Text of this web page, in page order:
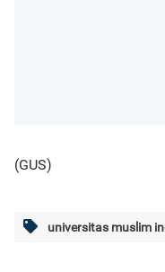
(GUS)
universitas muslim